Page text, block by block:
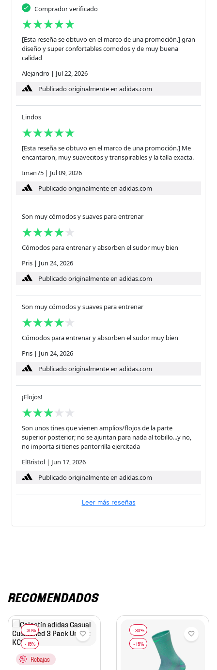
Comprador verificado
[Esta reseña se obtuvo en el marco de una promoción.] gran
diseño y super confortables comodos y de muy buena
calidad
Alejandro | Jul 22, 2026
Publicado originalmente en adidas.com
Lindos
[Esta reseña se obtuvo en el marco de una promoción.] Me
encantaron, muy suavecitos y transpirables y la talla exacta.
Iman75 | Jul 09, 2026
Publicado originalmente en adidas.com
Son muy cómodos y suaves para entrenar
Cómodos para entrenar y absorben el sudor muy bien
Pris | Jun 24, 2026
Publicado originalmente en adidas.com
Son muy cómodos y suaves para entrenar
Cómodos para entrenar y absorben el sudor muy bien
Pris | Jun 24, 2026
Publicado originalmente en adidas.com
¡Flojos!
Son unos tines que vienen amplios/flojos de la parte
superior posterior; no se ajuntan para nada al tobillo...y no,
no importa si tienes pantorrilla ejercitada
ElBristol | Jun 17, 2026
Publicado originalmente en adidas.com
Leer más reseñas
RECOMENDADOS
Rebajas